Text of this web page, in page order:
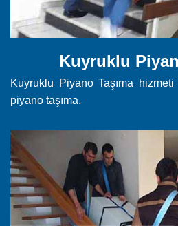
Kuyruklu
Kuyruklu Piyano Taşıma
piyano taşıma.